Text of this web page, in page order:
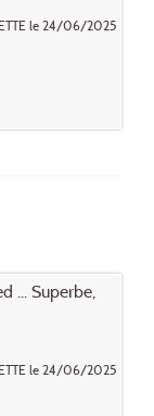
le 24/06/2025
... Superbe,
le 24/06/2025